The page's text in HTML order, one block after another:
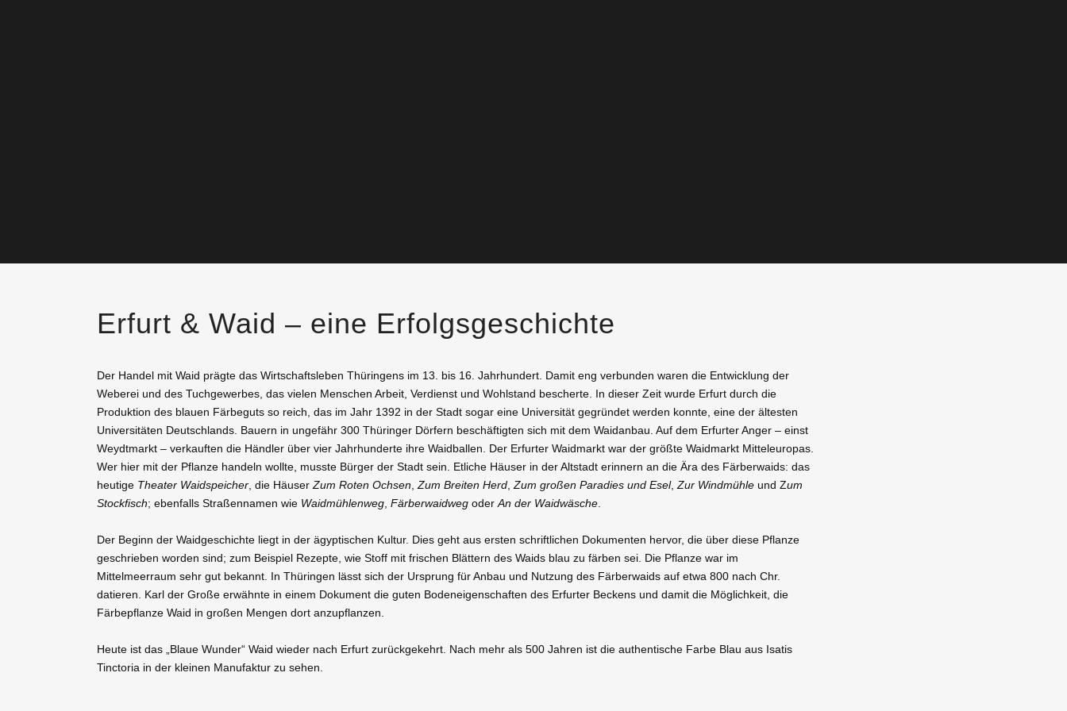
Erfurt & Waid – eine Erfolgsgeschichte
Der Handel mit Waid prägte das Wirtschaftsleben Thüringens im 13. bis 16. Jahrhundert. Damit eng verbunden waren die Entwicklung der
Weberei und des Tuchgewerbes, das vielen Menschen Arbeit, Verdienst und Wohlstand bescherte. In dieser Zeit wurde Erfurt durch die
Produktion des blauen Färbeguts so reich, das im Jahr 1392 in der Stadt sogar eine Universität gegründet werden konnte, eine der ältesten
Universitäten Deutschlands. Bauern in ungefähr 300 Thüringer Dörfern beschäftigten sich mit dem Waidanbau. Auf dem Erfurter Anger – einst
Weydtmarkt – verkauften die Händler über vier Jahrhunderte ihre Waidballen. Der Erfurter Waidmarkt war der größte Waidmarkt Mitteleuropas.
Wer hier mit der Pflanze handeln wollte, musste Bürger der Stadt sein. Etliche Häuser in der Altstadt erinnern an die Ära des Färberwaids: das
heutige Theater Waidspeicher , die Häuser Zum Roten Ochsen Zum Breiten Herd Zum großen Paradies und Esel, Zur Windmühle und Zum
Stockfisch; ebenfalls Straßennamen wie Waidmühlenweg Färberwaidweg oder An der Waidwäsche
Der Beginn der Waidgeschichte liegt in der ägyptischen Kultur. Dies geht aus ersten schriftlichen Dokumenten hervor, die über diese Pflanze
geschrieben worden sind; zum Beispiel Rezepte, wie Stoff mit frischen Blättern des Waids blau zu färben sei. Die Pflanze war im
Mittelmeerraum sehr gut bekannt. In Thüringen lässt sich der Ursprung für Anbau und Nutzung des Färberwaids auf etwa 800 nach Chr.
datieren. Karl der Große erwähnte in einem Dokument die guten Bodeneigenschaften des Erfurter Beckens und damit die Möglichkeit, die
Färbepflanze Waid in großen Mengen dort anzupflanzen.
Heute ist das „Blaue Wunder“ Waid wieder nach Erfurt zurückgekehrt. Nach mehr als 500 Jahren ist die authentische Farbe Blau aus Isatis
Tinctoria in der kleinen Manufaktur zu sehen.